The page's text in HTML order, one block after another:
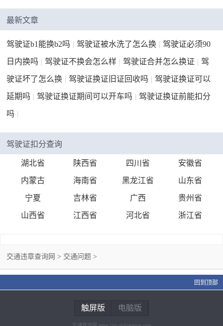
最新文章
驾驶证b1能换b2吗 | 驾驶证被水洗了怎么换 | 驾驶证必须90
日内换吗 | 驾驶证不换会怎么样 | 驾驶证合并怎么换证 | 驾
驶证坏了怎么换 | 驾驶证换证旧证回收吗 | 驾驶证换证可以
延期吗 | 驾驶证换证期间可以开车吗 | 驾驶证换证前能扣分
吗 |
驾驶证扣分查询
湖北省 陕西省 四川省 安徽省
内蒙古 海南省 黑龙江省 山东省
宁夏 吉林省 广西 贵州省
山西省 江西省 河北省 浙江省
交通违章查询网 > 交通问题 >
回到顶部
触屏版 电脑版